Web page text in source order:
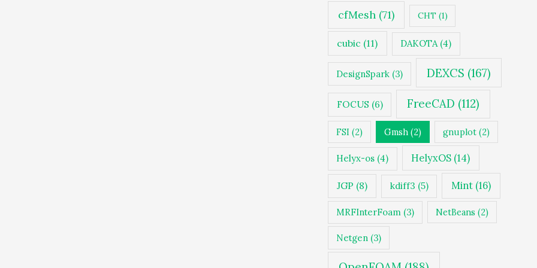
cfMesh(71) CHT(1)
cubic (11) DAKOTA(4)
DesignSpark (3) DEXCS (167)
FOCUS (6) FreeCAD (112)
FSI (2) Gmsh(2) gnuplot(2)
Helyx-os (4) HelyxOS (14)
JGP (8) kdiff3 (5) Mint (16)
MRFInterFoam (3) NetBeans (2)
Netgen (3)